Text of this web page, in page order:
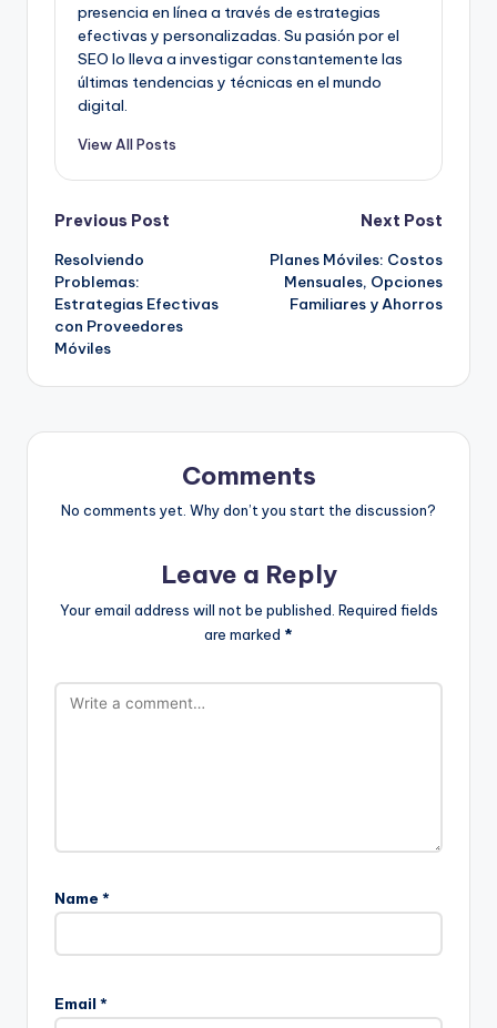
presencia en línea a través de estrategias
efectivas y personalizadas. Su pasión por el
SEO lo lleva a investigar constantemente las
últimas tendencias y técnicas en el mundo
digital.
View All Posts
Post
navigation
Previous Post
Resolviendo
Problemas:
Estrategias Efectivas
con Proveedores
Móviles
Next Post
Planes Móviles: Costos
Mensuales, Opciones
Familiares y Ahorros
Comments
No comments yet. Why don’t you start the discussion?
Leave a Reply
Your email address will not be published. Required fields
are marked *
Name *
Email *